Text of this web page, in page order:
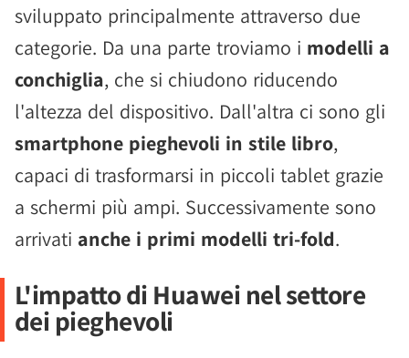
sviluppato principalmente attraverso due
categorie. Da una parte troviamo i modelli a
conchiglia, che si chiudono riducendo
l'altezza del dispositivo. Dall'altra ci sono gli
smartphone pieghevoli in stile libro,
capaci di trasformarsi in piccoli tablet grazie
a schermi più ampi. Successivamente sono
arrivati anche i primi modelli tri-fold.
L'impatto di Huawei nel settore
dei pieghevoli